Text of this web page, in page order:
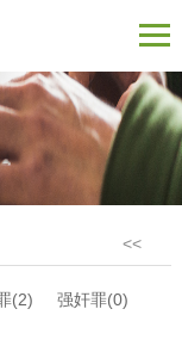
<<
(2) 强奸罪(0)